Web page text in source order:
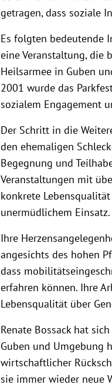
getragen, dass soziale
Es folgten bedeutende
eine Veranstaltung, die
Heilsarmee in Guben
2001 wurde das
sozialem Engagement
Der Schritt in die
den ehemaligen
Begegnung und
Veranstaltungen mit
konkrete
unermüdlichem Einsatz.
Ihre
angesichts des hohen
dass
erfahren können. Ihre
Lebensqualität über
Renate Bossack hat
Guben und Umgebung
wirtschaftlicher
sie immer wieder neue